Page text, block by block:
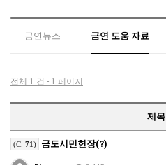
금연뉴스 금연 도움 자료
전체 1 건 - 1 페이지
제목
(C. 71) 금도시민헌장(?)